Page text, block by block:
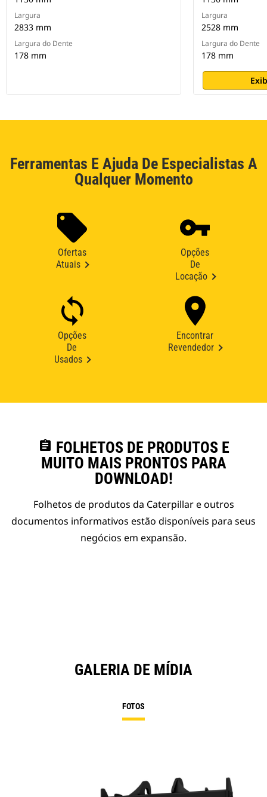
Largura
2833 mm
Largura do Dente
178 mm
Largura
2528 mm
Largura do Dente
178 mm
Ferramentas E Ajuda De Especialistas A
Qualquer Momento
Ofertas
Atuais
Opções
De
Locação
Opções
De
Usados
Encontrar
Revendedor
assignment FOLHETOS DE PRODUTOS E
MUITO MAIS PRONTOS PARA
DOWNLOAD!
Folhetos de produtos da Caterpillar e outros
documentos informativos estão disponíveis para seus
negócios em expansão.
GALERIA DE MÍDIA
FOTOS